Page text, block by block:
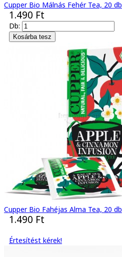
Cupper Bio Málnás Fehér Tea, 20 db
1.490 Ft
Db:
Cupper Bio Fahéjas Alma Tea, 20 db
1.490 Ft
Értesítést kérek!